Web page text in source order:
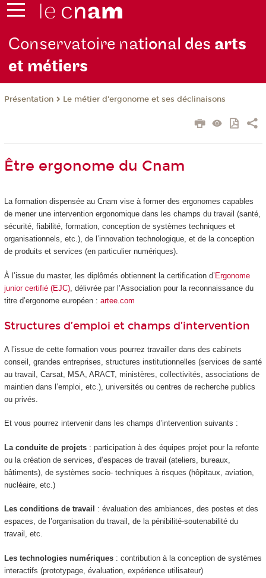
Conservatoire national des arts
et métiers
Présentation Le métier d'ergonome et ses déclinaisons
Être ergonome du Cnam
La formation dispensée au Cnam vise à former des ergonomes capables
de mener une intervention ergonomique dans les champs du travail (santé,
sécurité, fiabilité, formation, conception de systèmes techniques et
organisationnels, etc.), de l’innovation technologique, et de la conception
de produits et services (en particulier numériques).
À l’issue du master, les diplômés obtiennent la certification d’ Ergonome
junior certifié (EJC), délivrée par l’Association pour la reconnaissance du
titre d’ergonome européen : artee.com
Structures d’emploi et champs d’intervention
A l’issue de cette formation vous pourrez travailler dans des cabinets
conseil, grandes entreprises, structures institutionnelles (services de santé
au travail, Carsat, MSA, ARACT, ministères, collectivités, associations de
maintien dans l’emploi, etc.), universités ou centres de recherche publics
ou privés.
Et vous pourrez intervenir dans les champs d’intervention suivants :
La conduite de projets: participation à des équipes projet pour la refonte
ou la création de services, d’espaces de travail (ateliers, bureaux,
bâtiments), de systèmes socio- techniques à risques (hôpitaux, aviation,
nucléaire, etc.)
Les conditions de travail : évaluation des ambiances, des postes et des
espaces, de l’organisation du travail, de la pénibilité-soutenabilité du
travail, etc.
Les technologies numériques : contribution à la conception de systèmes
interactifs (prototypage, évaluation, expérience utilisateur)